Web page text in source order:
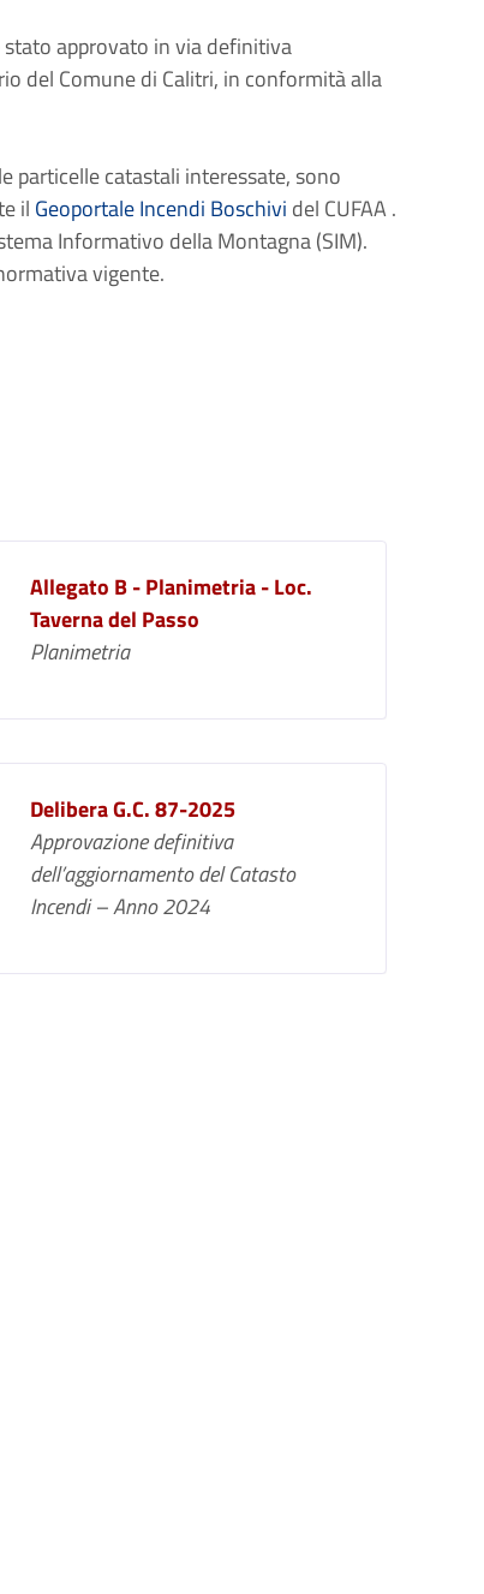
approvato in via definitiva
del Comune di Calitri, in conformità alla
particelle catastali interessate, sono
il Geoportale Incendi Boschivi del CUFAA .
Informativo della Montagna (SIM).
vigente.
Allegato B - Planimetria - Loc.
Taverna del Passo
Planimetria
Delibera G.C. 87-2025
Approvazione definitiva
dell’aggiornamento del Catasto
Incendi – Anno 2024